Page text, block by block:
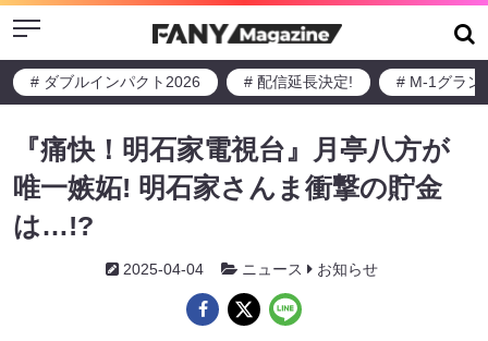
Menu
# ダブルインパクト2026 # 配信延長決定! # M-1グラン
『痛快！明石家電視台』月亭八方が
唯一嫉妬! 明石家さんま衝撃の貯金
は…!?
2025-04-04 ニュース お知らせ